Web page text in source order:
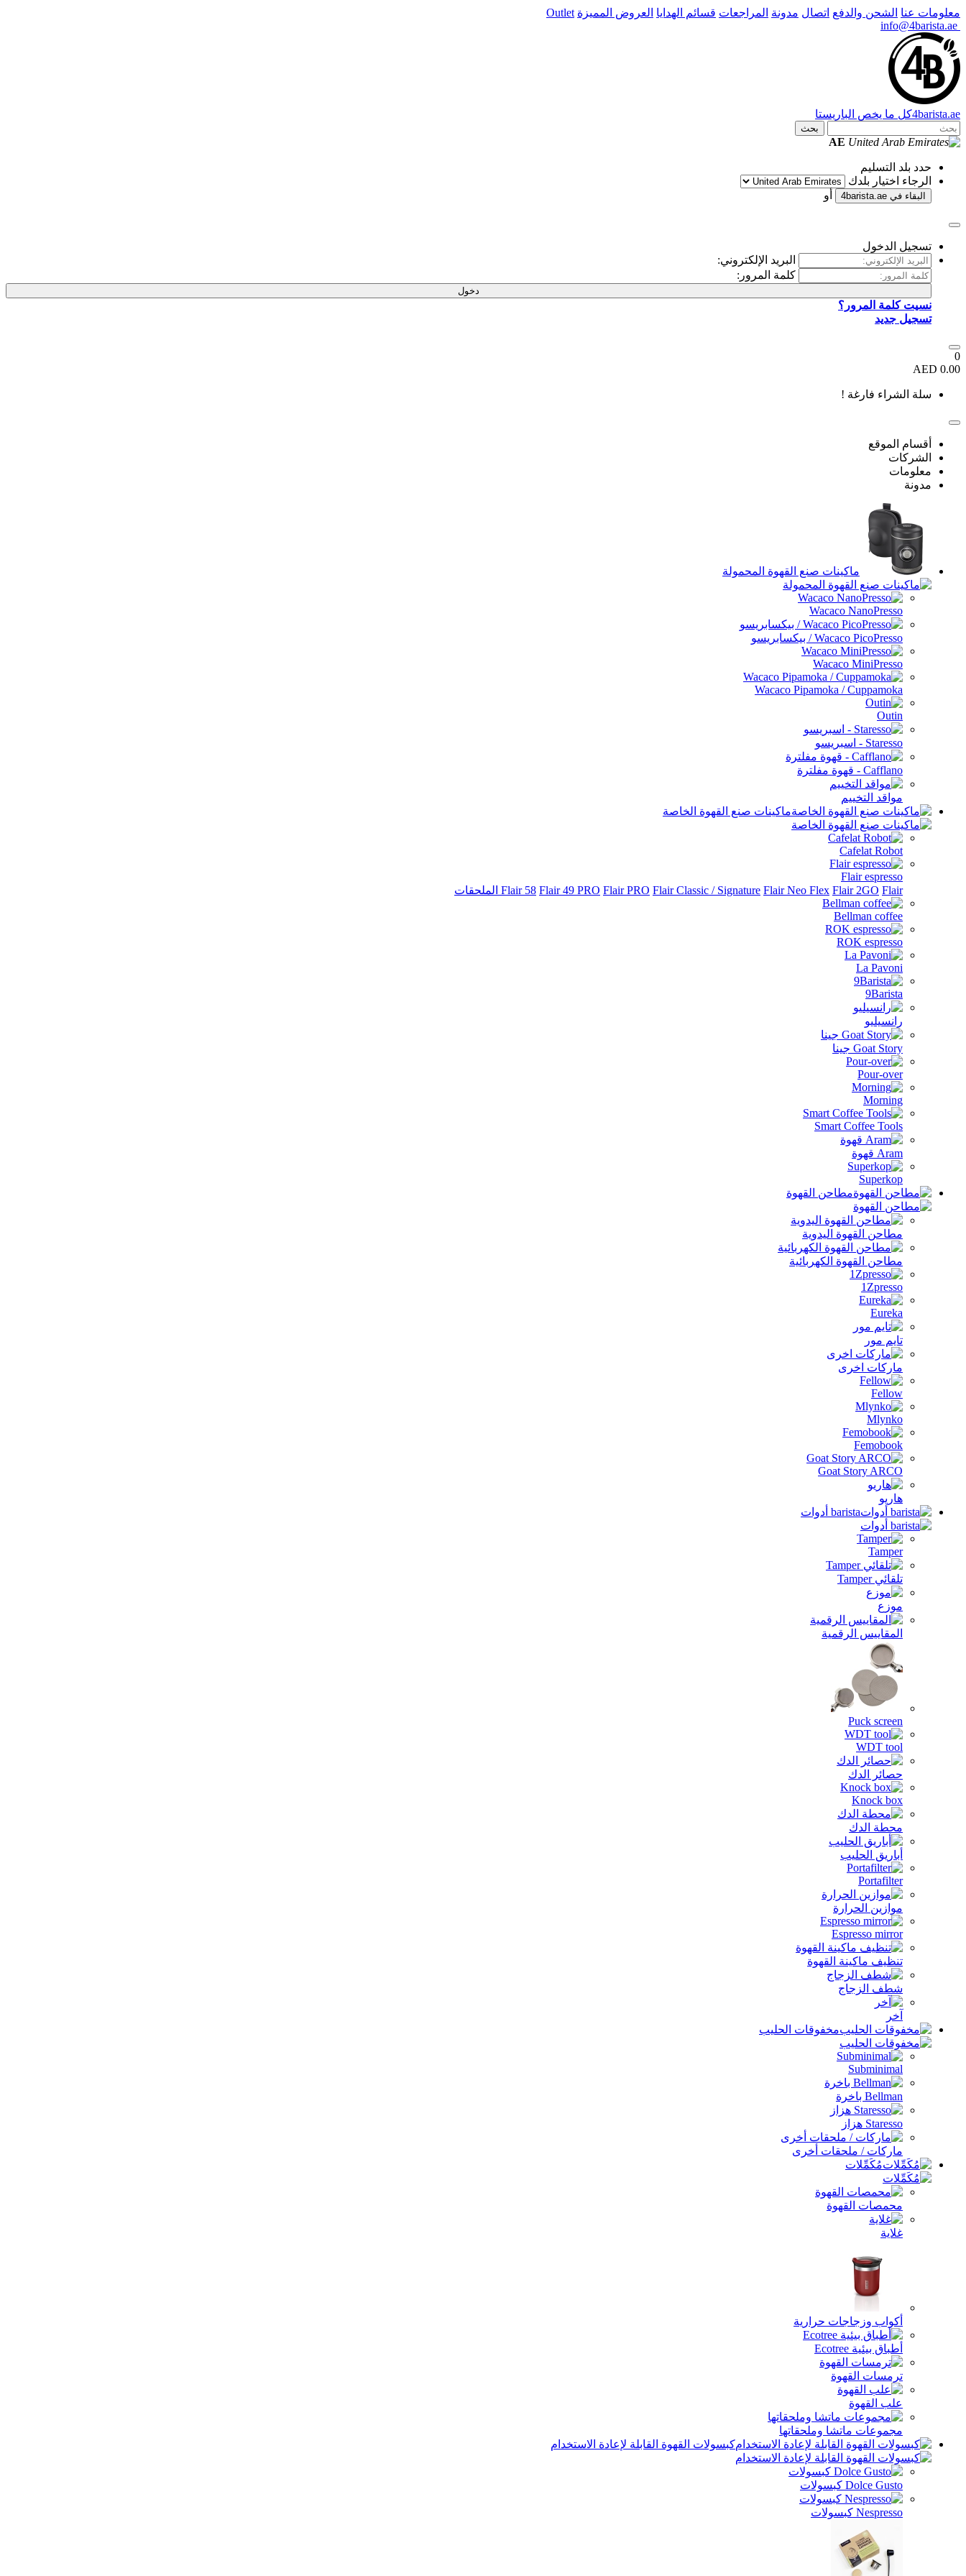
معلومات عنا الشحن والدفع اتصال مدونة المراجعات قسائم الهدايا العروض المميزة Outlet
4barista.ae كل ما يخص الباريستا
بحث
AE
حدد بلد التسليم
الرجاء اختيار بلدك
البقاء في 4barista.ae أو
تسجيل الدخول
البريد الإلكتروني:
كلمة المرور:
دخول
نسيت كلمة المرور؟
تسجيل جديد
0
0.00 AED
سلة الشراء فارغة !
أقسام الموقع
الشركات
معلومات
مدونة
ماكينات صنع القهوة المحمولة
Wacaco NanoPresso
Wacaco PicoPresso / بيكسابريسو
Wacaco MiniPresso
Wacaco Pipamoka / Cuppamoka
Outin
Staresso - اسبريسو
Cafflano - قهوة مفلترة
مواقد التخييم
ماكينات صنع القهوة الخاصة
Cafelat Robot
Flair espresso
Flair 58 Flair 49 PRO Flair PRO Flair Classic / Signature Flair Neo Flex Flair 2GO Flair الملحقات
Bellman coffee
ROK espresso
La Pavoni
9Barista
رانسيليو
Goat Story جينا
Pour-over
Morning
Smart Coffee Tools
Aram قهوة
Superkop
مطاحن القهوة
مطاحن القهوة اليدوية
مطاحن القهوة الكهربائية
1Zpresso
Eureka
تايم مور
ماركات اخرى
Fellow
Mlynko
Femobook
Goat Story ARCO
هاريو
barista أدوات
Tamper
تلقائي Tamper
موزع
المقاييس الرقمية
Puck screen
WDT tool
حصائر الدك
Knock box
محطة الدك
أباريق الحليب
Portafilter
موازين الحرارة
Espresso mirror
تنظيف ماكينة القهوة
شطف الزجاج
آخر
مخفوقات الحليب
Subminimal
Bellman باخرة
Staresso هزاز
ماركات / ملحقات أخرى
مُكَمِّلات
محمصات القهوة
غلاية
أكواب وزجاجات حرارية
أطباق بيئية Ecotree
ترمسات القهوة
علب القهوة
مجموعات ماتشا وملحقاتها
كبسولات القهوة القابلة لإعادة الاستخدام
Dolce Gusto كبسولات
Nespresso كبسولات